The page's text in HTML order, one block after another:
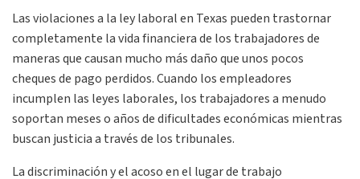
Las violaciones a la ley laboral en Texas pueden trastornar
completamente la vida financiera de los trabajadores de
maneras que causan mucho más daño que unos pocos
cheques de pago perdidos. Cuando los empleadores
incumplen las leyes laborales, los trabajadores a menudo
soportan meses o años de dificultades económicas mientras
buscan justicia a través de los tribunales.
La discriminación y el acoso en el lugar de trabajo